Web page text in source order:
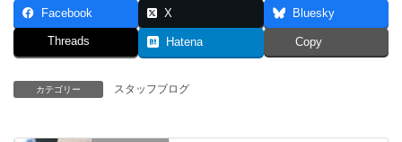
Facebook X Bluesky
Threads Hatena Copy
カテゴリー スタッフブログ